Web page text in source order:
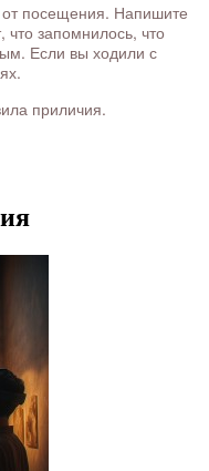
посещения. Напишите
что запомнилось, что
Если вы ходили с
приличия.